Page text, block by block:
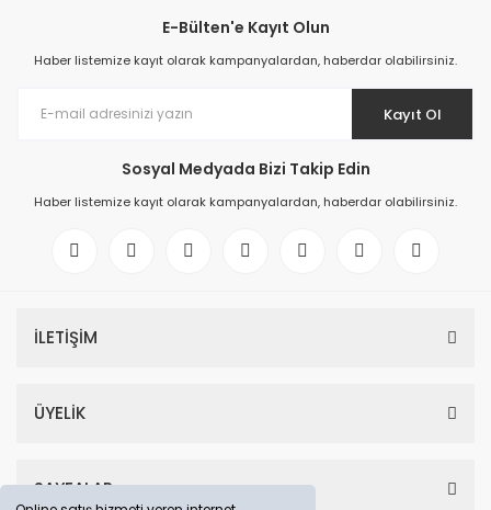
E-Bülten'e Kayıt Olun
Haber listemize kayıt olarak kampanyalardan, haberdar olabilirsiniz.
Kayıt Ol
Sosyal Medyada Bizi Takip Edin
Haber listemize kayıt olarak kampanyalardan, haberdar olabilirsiniz.
İLETİŞİM
ÜYELİK
SAYFALAR